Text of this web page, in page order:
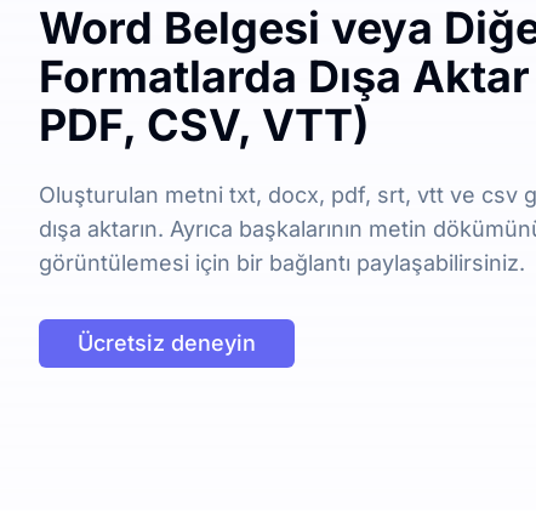
Word Belgesi veya
Formatlarda Dışa
PDF, CSV, VTT)
Oluşturulan metni txt, docx, pdf, srt, vtt ve csv
dışa aktarın. Ayrıca başkalarının metin
görüntülemesi için bir bağlantı paylaşabilirsiniz.
Ücretsiz deneyin